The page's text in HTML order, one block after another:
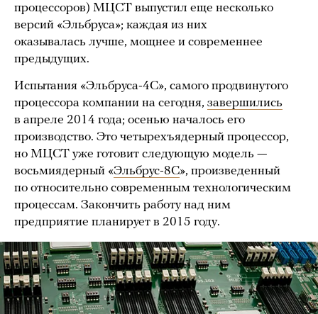
процессоров) МЦСТ выпустил еще несколько
версий «Эльбруса»; каждая из них
оказывалась лучше, мощнее и современнее
предыдущих.
Испытания «Эльбруса-4С», самого продвинутого
процессора компании на сегодня, завершились
в апреле 2014 года; осенью началось его
производство. Это четырехъядерный процессор,
но МЦСТ уже готовит следующую модель —
восьмиядерный «Эльбрус-8С», произведенный
по относительно современным технологическим
процессам. Закончить работу над ним
предприятие планирует в 2015 году.